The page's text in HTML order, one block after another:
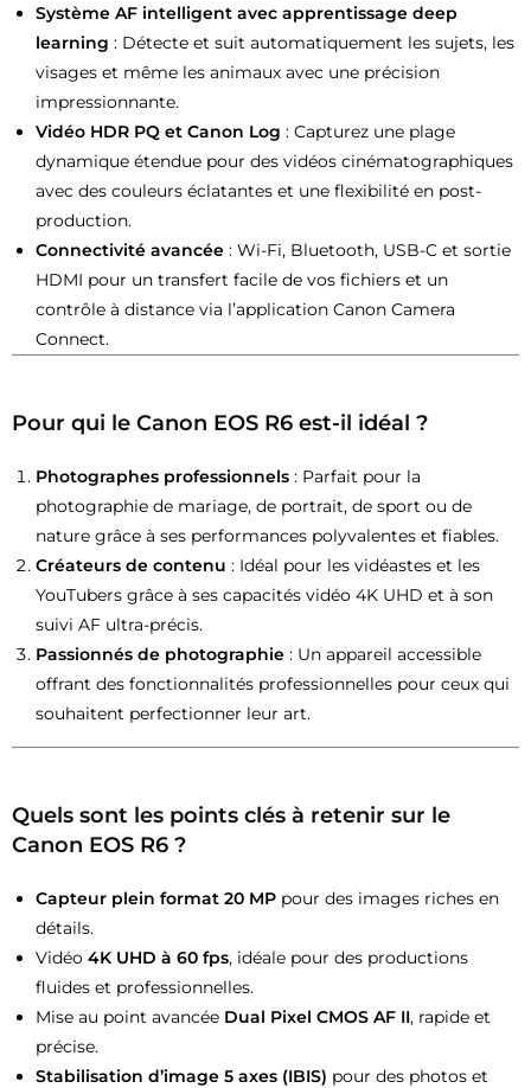
Système AF intelligent avec apprentissage deep
learning : Détecte et suit automatiquement les sujets, les
visages et même les animaux avec une précision
impressionnante.
Vidéo HDR PQ et Canon Log : Capturez une plage
dynamique étendue pour des vidéos cinématographiques
avec des couleurs éclatantes et une flexibilité en post-
production.
Connectivité avancée : Wi-Fi, Bluetooth, USB-C et sortie
HDMI pour un transfert facile de vos fichiers et un
contrôle à distance via l’application Canon Camera
Connect.
Pour qui le Canon EOS R6 est-il idéal ?
Photographes professionnels : Parfait pour la
photographie de mariage, de portrait, de sport ou de
nature grâce à ses performances polyvalentes et fiables.
Créateurs de contenu : Idéal pour les vidéastes et les
YouTubers grâce à ses capacités vidéo 4K UHD et à son
suivi AF ultra-précis.
Passionnés de photographie : Un appareil accessible
offrant des fonctionnalités professionnelles pour ceux qui
souhaitent perfectionner leur art.
Quels sont les points clés à retenir sur le
Canon EOS R6 ?
Capteur plein format 20 MP pour des images riches en
détails.
Vidéo 4K UHD à 60 fps, idéale pour des productions
fluides et professionnelles.
Mise au point avancée Dual Pixel CMOS AF II, rapide et
précise.
Stabilisation d’image 5 axes (IBIS) pour des photos et